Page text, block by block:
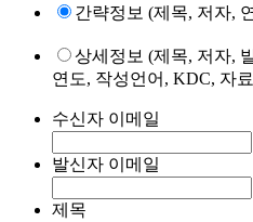
간략정보 (제목, 저자,
상세정보 (제목, 저자,
연도, 작성언어, KDC, 자
수신자 이메일
발신자 이메일
제목